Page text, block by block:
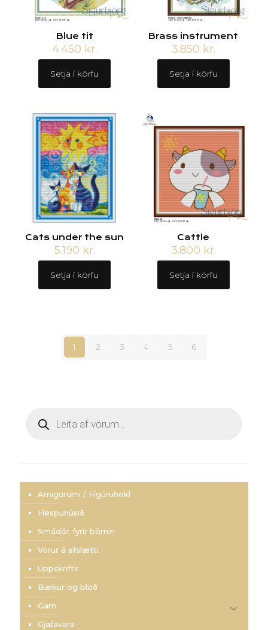
Blue tit
4.450 kr.
Setja í körfu
Brass instrument
3.850 kr.
Setja í körfu
Cats under the sun
5.190 kr.
Setja í körfu
Cattle
3.800 kr.
Setja í körfu
1 2 3 4 5 6
search
Amigurumi / Fígúruhekl
Hespuhúsið
Smádót fyrir börnin
Vörur á afslætti
Uppskriftir
Bækur og blöð
Garn
Gjafavara